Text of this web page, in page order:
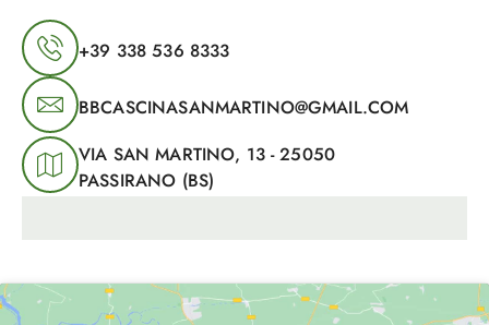
+39 338 536 8333
BBCASCINASANMARTINO@GMAIL.COM
VIA SAN MARTINO, 13 - 25050
PASSIRANO (BS)